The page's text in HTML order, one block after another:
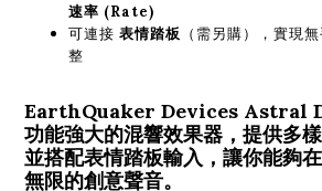
速率 (Rate)
可連接 表情踏板 （需另購），實現
整
EarthQuaker Devices Astral
功能強大的混響效果器，提供多
並搭配表情踏板輸入，讓你能夠
無限的創意聲音。